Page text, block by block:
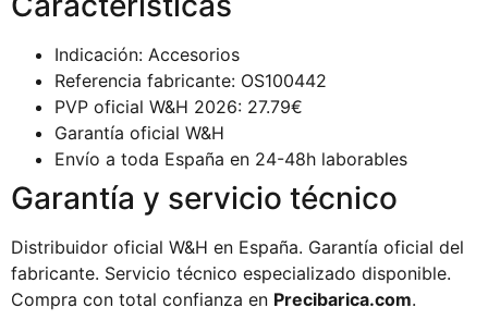
Indicación: Accesorios
Referencia fabricante: OS100442
PVP oficial W&H 2026: 27.79€
Garantía oficial W&H
Envío a toda España en 24-48h laborables
Garantía y servicio técnico
Distribuidor oficial W&H en España. Garantía oficial del
fabricante. Servicio técnico especializado disponible.
Compra con total confianza en Precibarica.com.